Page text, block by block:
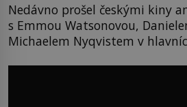
Nedávno prošel českými kiny
s Emmou Watsonovou,
Michaelem Nyqvistem v